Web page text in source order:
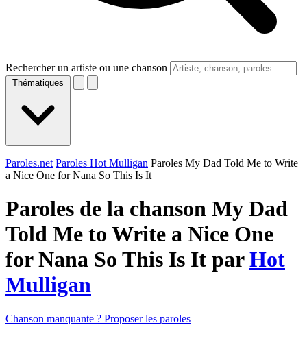
Rechercher un artiste ou une chanson
Thématiques
Paroles.net Paroles Hot Mulligan Paroles My Dad Told Me to Write
a Nice One for Nana So This Is It
Paroles de la chanson My Dad
Told Me to Write a Nice One
for Nana So This Is It parHot
Mulligan
Chanson manquante ? Proposer les paroles